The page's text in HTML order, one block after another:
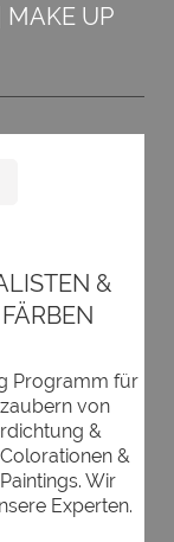
MAKE UP
&
Programm für
von
&
&
Wir
Experten.